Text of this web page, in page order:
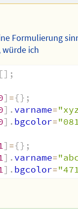
Formulierung
würde ich
[] ;
] ={} ;
] . varname=
] . bgcolor=
] ={} ;
] . varname=
] . bgcolor=